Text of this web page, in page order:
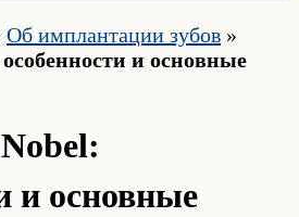
Об имплантации зубов »
и основные
и основные